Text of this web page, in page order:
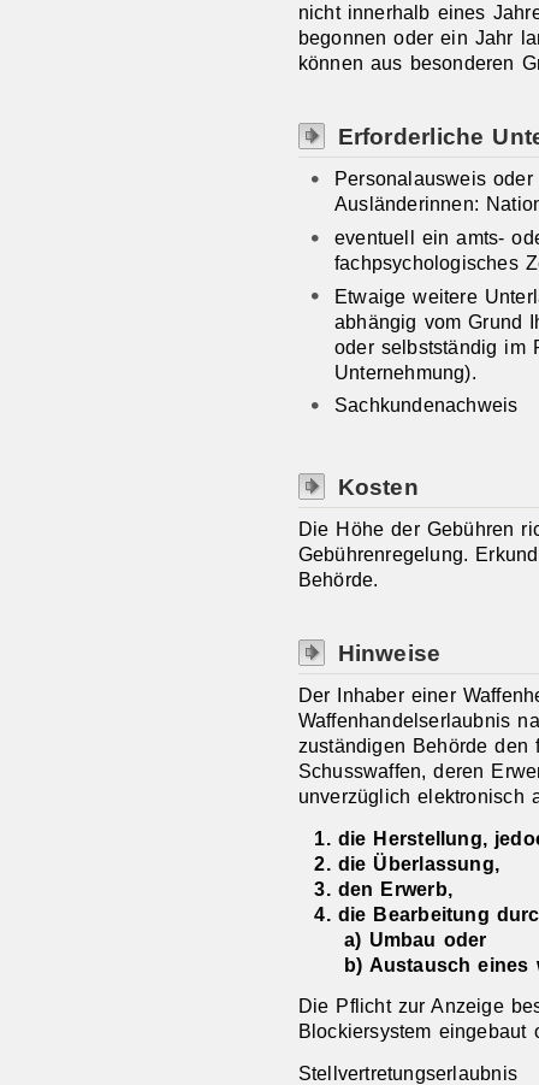
nicht innerhalb eines
begonnen oder ein Jahr
können aus besonderen
Erforderliche
Personalausweis
Ausländerinnen:
eventuell ein amts-
fachpsychologisches
Etwaige weitere
abhängig vom Grund
oder selbstständig im
Unternehmung).
Sachkundenachweis
Kosten
Die Höhe der Gebühren
Gebührenregelung.
Behörde.
Hinweise
Der Inhaber einer
Waffenhandelserlaubnis
zuständigen Behörde den
Schusswaffen, deren
unverzüglich elektronisch
1. die Herstellung,
2. die Überlassung,
3. den Erwerb,
4. die Bearbeitung
a) Umbau oder
b) Austausch eines
Die Pflicht zur Anzeige
Blockiersystem eingebaut
Stellvertretungserlaubnis